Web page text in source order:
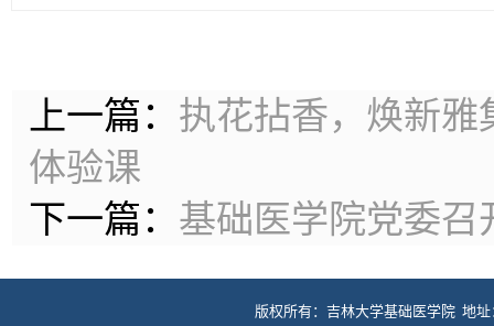
上一篇： 执花拈香，焕新
体验课
下一篇： 基础医学院党委召
版权所有：吉林大学基础医学院 地